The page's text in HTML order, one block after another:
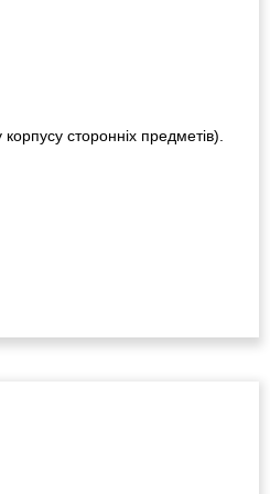
сторонніх предметів).